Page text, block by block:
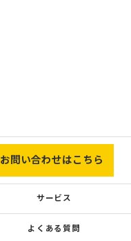
お問い合わせはこちら
サービス
よくある質問